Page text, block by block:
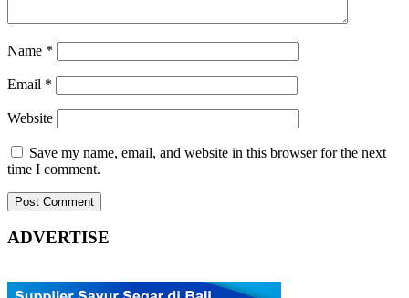
Name *
Email *
Website
Save my name, email, and website in this browser for the next
time I comment.
ADVERTISE